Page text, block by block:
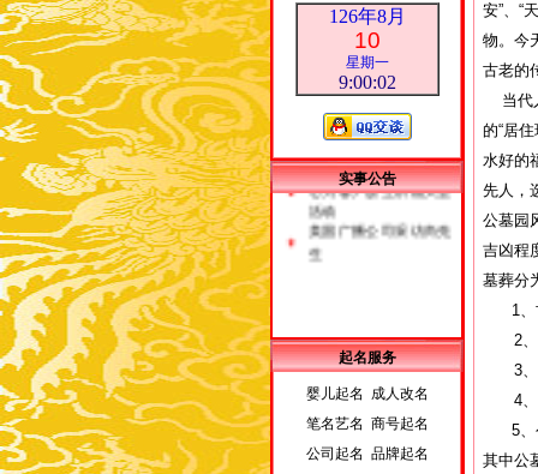
126年8月
10
星期一
9:00:04
实事公告
荣誉客户
皇家王室派吉祥物新闻
发布会
北京贵名轩信息咨询中
心为客户放生祈福大型
活动
美国广播公司采访尚先
生
起名服务
婴儿起名 成人改名
笔名艺名 商号起名
公司起名 品牌起名
安”、“
物。今
古老的
当代
的“居
水好的
先人，
公墓园
吉凶程
墓葬分
1、古
2、宗
3、家
4、特
5、公
其中公